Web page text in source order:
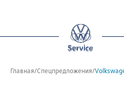
Главная/Спецпредложения/